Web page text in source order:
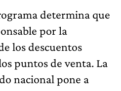
determina que
por la
los descuentos
puntos de venta. La
nacional pone a